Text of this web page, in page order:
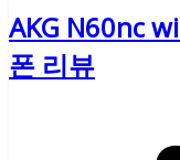
AKG N60nc
폰 리뷰